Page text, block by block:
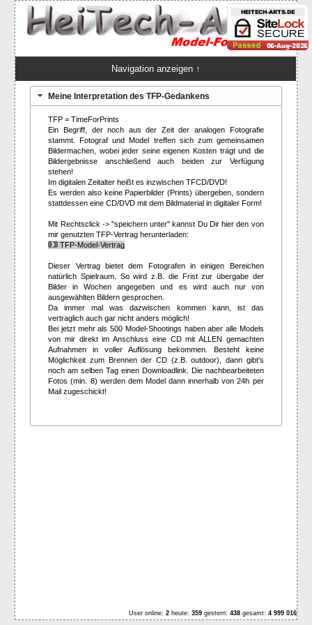
Navigation anzeigen ↑
Meine Interpretation des TFP-Gedankens
TFP = TimeForPrints
Ein Begriff, der noch aus der Zeit der analogen Fotografie
stammt. Fotograf und Model treffen sich zum gemeinsamen
Bildermachen, wobei jeder seine eigenen Kosten trägt und die
Bildergebnisse anschließend auch beiden zur Verfügung
stehen!
Im digitalen Zeitalter heißt es inzwischen TFCD/DVD!
Es werden also keine Papierbilder (Prints) übergeben, sondern
stattdessen eine CD/DVD mit dem Bildmaterial in digitaler Form!
Mit Rechtsclick -> "speichern unter" kannst Du Dir hier den von
mir genutzten TFP-Vertrag herunterladen:
TFP-Model-Vertrag
Dieser Vertrag bietet dem Fotografen in einigen Bereichen
natürlich Spielraum. So wird z.B. die Frist zur übergabe der
Bilder in Wochen angegeben und es wird auch nur von
ausgewählten Bildern gesprochen.
Da immer mal was dazwischen kommen kann, ist das
vertraglich auch gar nicht anders möglich!
Bei jetzt mehr als 500 Model-Shootings haben aber alle Models
von mir direkt im Anschluss eine CD mit ALLEN gemachten
Aufnahmen in voller Auflösung bekommen. Besteht keine
Möglichkeit zum Brennen der CD (z.B. outdoor), dann gibt's
noch am selben Tag einen Downloadlink. Die nachbearbeiteten
Fotos (min. 8) werden dem Model dann innerhalb von 24h per
Mail zugeschickt!
User online: 2heute: 359gestern: 438gesamt: 4 999 016